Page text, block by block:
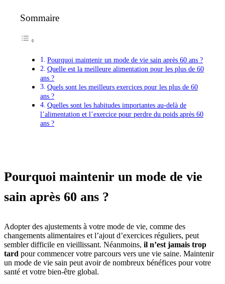
Sommaire
Pourquoi maintenir un mode de vie sain après 60 ans ?
Quelle est la meilleure alimentation pour les plus de 60
ans ?
Quels sont les meilleurs exercices pour les plus de 60
ans ?
Quelles sont les habitudes importantes au-delà de
l’alimentation et l’exercice pour perdre du poids après 60
ans ?
Pourquoi maintenir un mode de vie
sain après 60 ans ?
Adopter des ajustements à votre mode de vie, comme des
changements alimentaires et l’ajout d’exercices réguliers, peut
sembler difficile en vieillissant. Néanmoins, il n’est jamais trop
tard pour commencer votre parcours vers une vie saine. Maintenir
un mode de vie sain peut avoir de nombreux bénéfices pour votre
santé et votre bien-être global.